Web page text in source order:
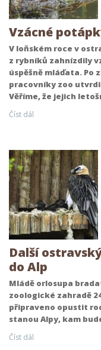
Vzácné
V loňském roce v
z rybníků zahnízdily
úspěšně mláďata. Po
pracovníky zoo
Věříme, že jejich
Číst dál
Další
do Alp
Mládě orlosupa
zoologické zahradě
připraveno opustit
stanou Alpy, kam
Číst dál